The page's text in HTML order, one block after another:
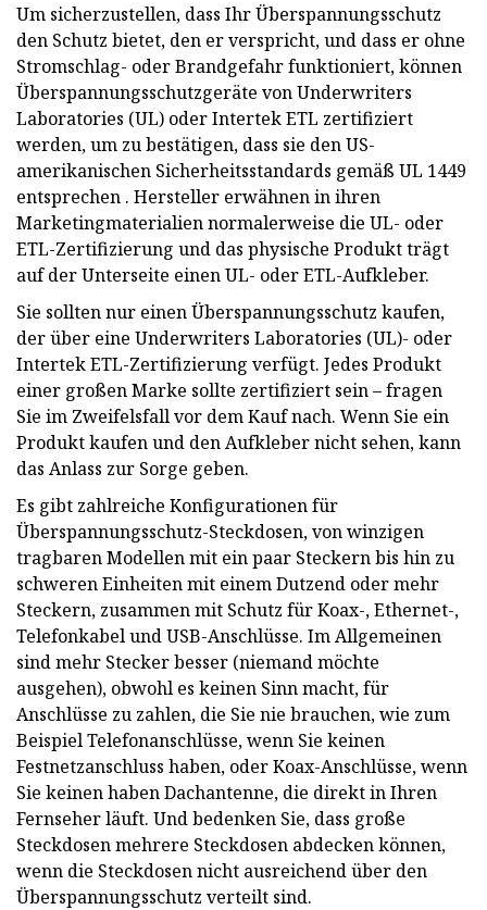
Um sicherzustellen, dass Ihr Überspannungsschutz
den Schutz bietet, den er verspricht, und dass er ohne
Stromschlag- oder Brandgefahr funktioniert, können
Überspannungsschutzgeräte von Underwriters
Laboratories (UL) oder Intertek ETL zertifiziert
werden, um zu bestätigen, dass sie den US-
amerikanischen Sicherheitsstandards gemäß UL 1449
entsprechen . Hersteller erwähnen in ihren
Marketingmaterialien normalerweise die UL- oder
ETL-Zertifizierung und das physische Produkt trägt
auf der Unterseite einen UL- oder ETL-Aufkleber.
Sie sollten nur einen Überspannungsschutz kaufen,
der über eine Underwriters Laboratories (UL)- oder
Intertek ETL-Zertifizierung verfügt. Jedes Produkt
einer großen Marke sollte zertifiziert sein – fragen
Sie im Zweifelsfall vor dem Kauf nach. Wenn Sie ein
Produkt kaufen und den Aufkleber nicht sehen, kann
das Anlass zur Sorge geben.
Es gibt zahlreiche Konfigurationen für
Überspannungsschutz-Steckdosen, von winzigen
tragbaren Modellen mit ein paar Steckern bis hin zu
schweren Einheiten mit einem Dutzend oder mehr
Steckern, zusammen mit Schutz für Koax-, Ethernet-,
Telefonkabel und USB-Anschlüsse. Im Allgemeinen
sind mehr Stecker besser (niemand möchte
ausgehen), obwohl es keinen Sinn macht, für
Anschlüsse zu zahlen, die Sie nie brauchen, wie zum
Beispiel Telefonanschlüsse, wenn Sie keinen
Festnetzanschluss haben, oder Koax-Anschlüsse, wenn
Sie keinen haben Dachantenne, die direkt in Ihren
Fernseher läuft. Und bedenken Sie, dass große
Steckdosen mehrere Steckdosen abdecken können,
wenn die Steckdosen nicht ausreichend über den
Überspannungsschutz verteilt sind.